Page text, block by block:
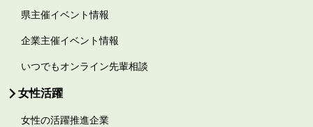
県主催イベント情報
企業主催イベント情報
いつでもオンライン先輩相談
女性活躍
女性の活躍推進企業